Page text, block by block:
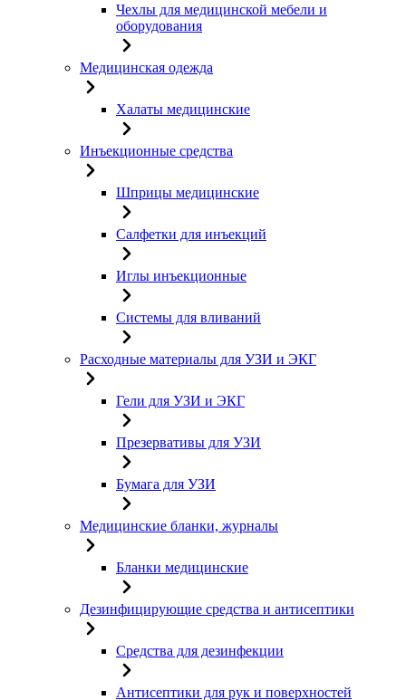
Чехлы для медицинской мебели и
оборудования
Медицинская одежда
Халаты медицинские
Инъекционные средства
Шприцы медицинские
Салфетки для инъекций
Иглы инъекционные
Системы для вливаний
Расходные материалы для УЗИ и ЭКГ
Гели для УЗИ и ЭКГ
Презервативы для УЗИ
Бумага для УЗИ
Медицинские бланки, журналы
Бланки медицинские
Дезинфицирующие средства и антисептики
Средства для дезинфекции
Антисептики для рук и поверхностей